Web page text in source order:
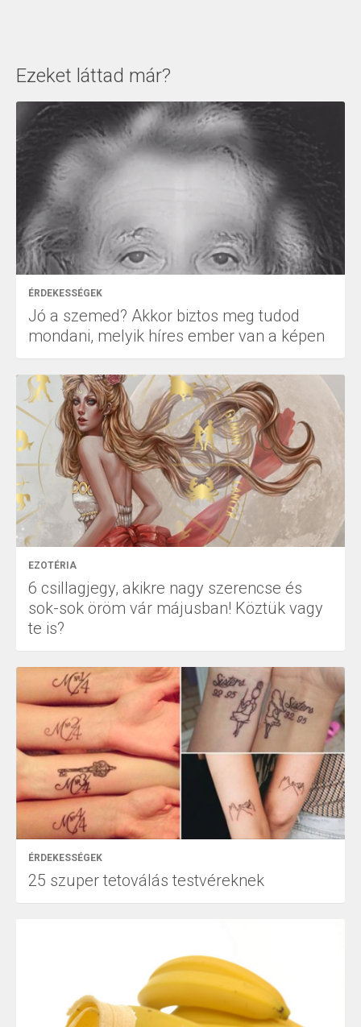
Ezeket láttad már?
ÉRDEKESSÉGEK
Jó a szemed? Akkor biztos meg tudod
mondani, melyik híres ember van a képen
EZOTÉRIA
6 csillagjegy, akikre nagy szerencse és
sok-sok öröm vár májusban! Köztük vagy
te is?
ÉRDEKESSÉGEK
25 szuper tetoválás testvéreknek